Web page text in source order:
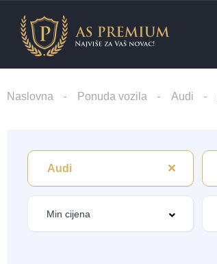
Naslovna Ponuda vozila Audi
Audi